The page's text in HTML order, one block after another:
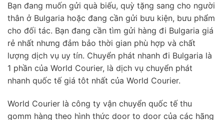
Bạn đang muốn gửi quà biếu, quỳ tặng sang cho người
thân ở Bulgaria hoặc đang cần gửi bưu kiện, bưu phẩm
cho đối tác. Bạn đang cần tìm gửi hàng đi Bulgaria giá
rẻ nhất nhưng đảm bảo thời gian phù hợp và chất
lượng dịch vụ uy tín. Chuyển phát nhanh đi Bulgaria là
1 phần của World Courier, là dịch vụ chuyển phát
nhanh quốc tế giá tôt nhất của World Courier.
World Courier là công ty vận chuyển quốc tế thu
gomm hàng theo hình thức door to door của các hãng